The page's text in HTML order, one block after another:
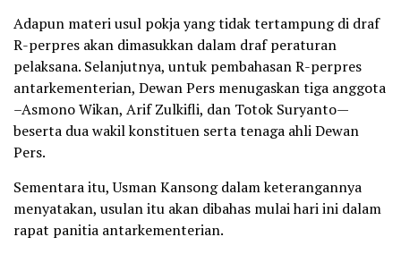
Adapun materi usul pokja yang tidak tertampung di draf
R-perpres akan dimasukkan dalam draf peraturan
pelaksana. Selanjutnya, untuk pembahasan R-perpres
antarkementerian, Dewan Pers menugaskan tiga anggota
–Asmono Wikan, Arif Zulkifli, dan Totok Suryanto—
beserta dua wakil konstituen serta tenaga ahli Dewan
Pers.
Sementara itu, Usman Kansong dalam keterangannya
menyatakan, usulan itu akan dibahas mulai hari ini dalam
rapat panitia antarkementerian.